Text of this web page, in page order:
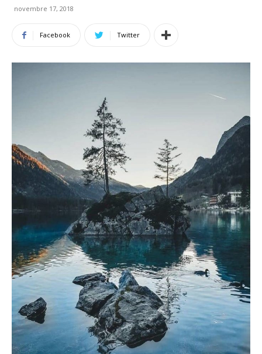
novembre 17, 2018
Facebook Twitter